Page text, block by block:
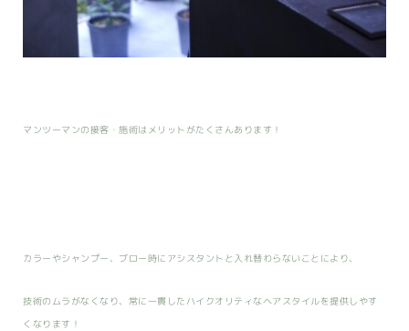
マンツーマンの接客・施術はメリットがたくさんあります！
カラーやシャンプー、ブロー時にアシスタントと入れ替わらないことにより、
技術のムラがなくなり、常に一貫したハイクオリティなヘアスタイルを提供しやす
くなります！